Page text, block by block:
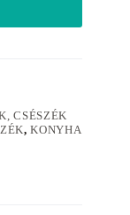
CSÉSZÉK
,KONYHA